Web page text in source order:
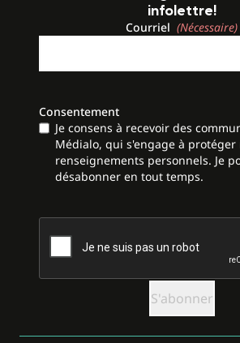
infolettre!
Courriel (Nécessaire)
Consentement
Je consens à recevoir des
Médialo, qui s'engage à protéger
renseignements personnels. Je
désabonner en tout temps.
CAPTCHA